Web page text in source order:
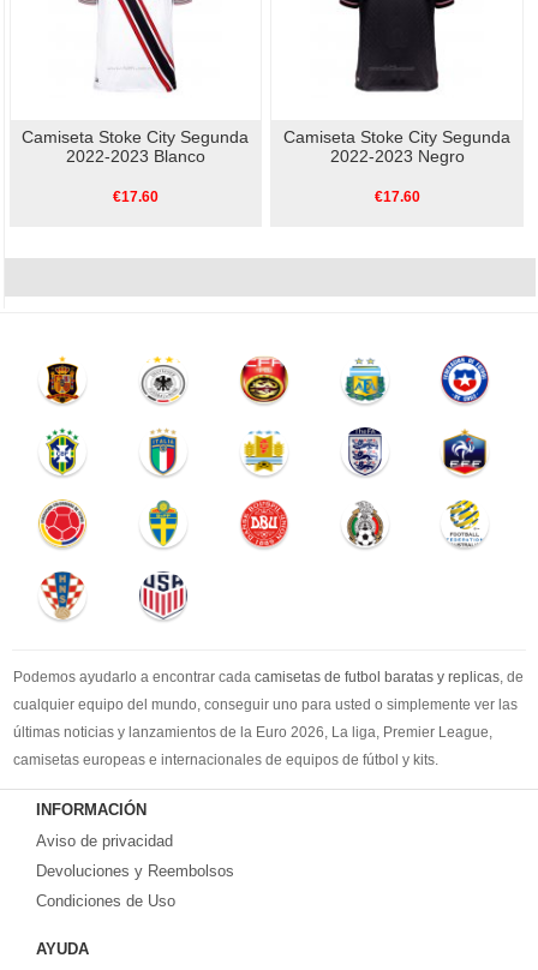
Camiseta Stoke City Segunda
2022-2023 Blanco
€17.60
Camiseta Stoke City Segunda
2022-2023 Negro
€17.60
Podemos ayudarlo a encontrar cada camisetas de futbol baratas y replicas, de
cualquier equipo del mundo, conseguir uno para usted o simplemente ver las
últimas noticias y lanzamientos de la Euro 2026, La liga, Premier League,
camisetas europeas e internacionales de equipos de fútbol y kits.
Comprecamisetas de futbol baratasen la tienda deportiva más grande de
Europa. ¡Grandes ofertas en todas las camisetas del club de fútbol, ​​kits
europeos e internacionales, todo a los precios más bajos!
Compre nuestra gran selección de
equipaciones, camisetas y un portero a partir de €17.6. Diseños de fútbol
INFORMACIÓN
Aviso de privacidad
Devoluciones y Reembolsos
Condiciones de Uso
AYUDA